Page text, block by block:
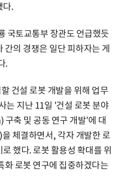
다.
국토교통부 장관도 언급했듯
의 경쟁은 일단 피하자는 게
.
건설 로봇 개발을 위해 업무
는 지난 11일 '건설 로봇 분야
축 및 공동 연구 개발'에 대
체결하면서, 각자 개발한 로
했다. 로봇 활용성 확대를 위
화 로봇 연구에 집중하겠다는